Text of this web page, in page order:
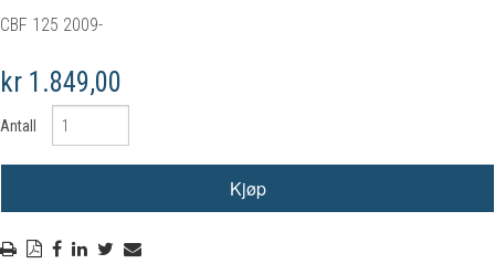
CBF 125 2009-
kr 1.849,00
Antall